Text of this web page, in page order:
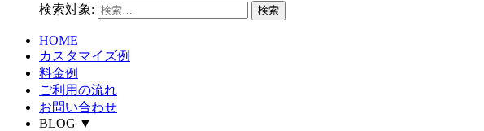
検索対象:
HOME
カスタマイズ例
料金例
ご利用の流れ
お問い合わせ
BLOG ▼